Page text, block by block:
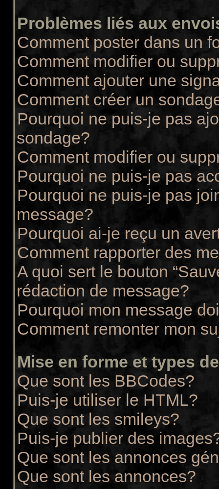
Problèmes liés aux
Comment poster dans un
Comment modifier ou
Comment ajouter une
Comment créer un
Pourquoi ne puis-je pas
sondage?
Comment modifier ou
Pourquoi ne puis-je pas
Pourquoi ne puis-je pas
message?
Pourquoi ai-je reçu un
Comment rapporter des
A quoi sert le bouton
rédaction de message?
Pourquoi mon message
Comment remonter mon
Mise en forme et types
Que sont les BBCodes?
Puis-je utiliser le HTML?
Que sont les smileys?
Puis-je publier des
Que sont les annonces
Que sont les annonces?